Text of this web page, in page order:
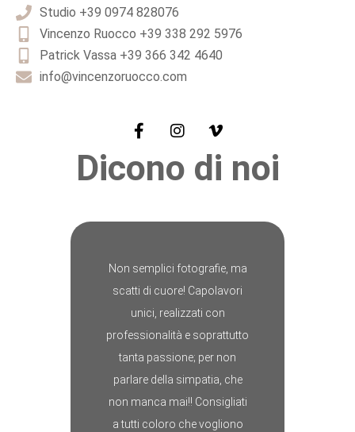
Studio +39 0974 828076
Vincenzo Ruocco +39 338 292 5976
Patrick Vassa +39 366 342 4640
info@vincenzoruocco.com
Dicono di noi
Non semplici fotografie, ma
scatti di cuore! Capolavori
unici, realizzati con
professionalità e soprattutto
tanta passione; per non
parlare della simpatia, che
non manca mai!! Consigliati
a tutti coloro che vogliono